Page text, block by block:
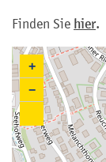
+
−
Finden Sie hier.